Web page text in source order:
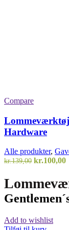
Compare
Lommeværktøj
Hardware
Alle produkter,
kr.139,00 Den
var:
kr.139,00.
kr.100,00
Add to wishlist